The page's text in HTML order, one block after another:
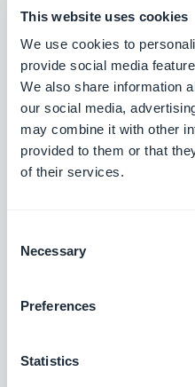
This website uses cookies
We use cookies to
provide social media
We also share information
our social media,
may combine it with other
provided to them or that
of their services.
Selection
Necessary
Preferences
Statistics
attentamente e
possibile (con lui e con
niente di peggio di
poter rispettare i patti.
cliente un qualcosa di
qualità.
Shopping Apps
Inizia a prendere
agenzia!